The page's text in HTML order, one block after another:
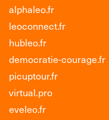
alphaleo.fr
leoconnect.fr
hubleo.fr
democratie-courage.fr
picuptour.fr
virtual.pro
eveleo.fr